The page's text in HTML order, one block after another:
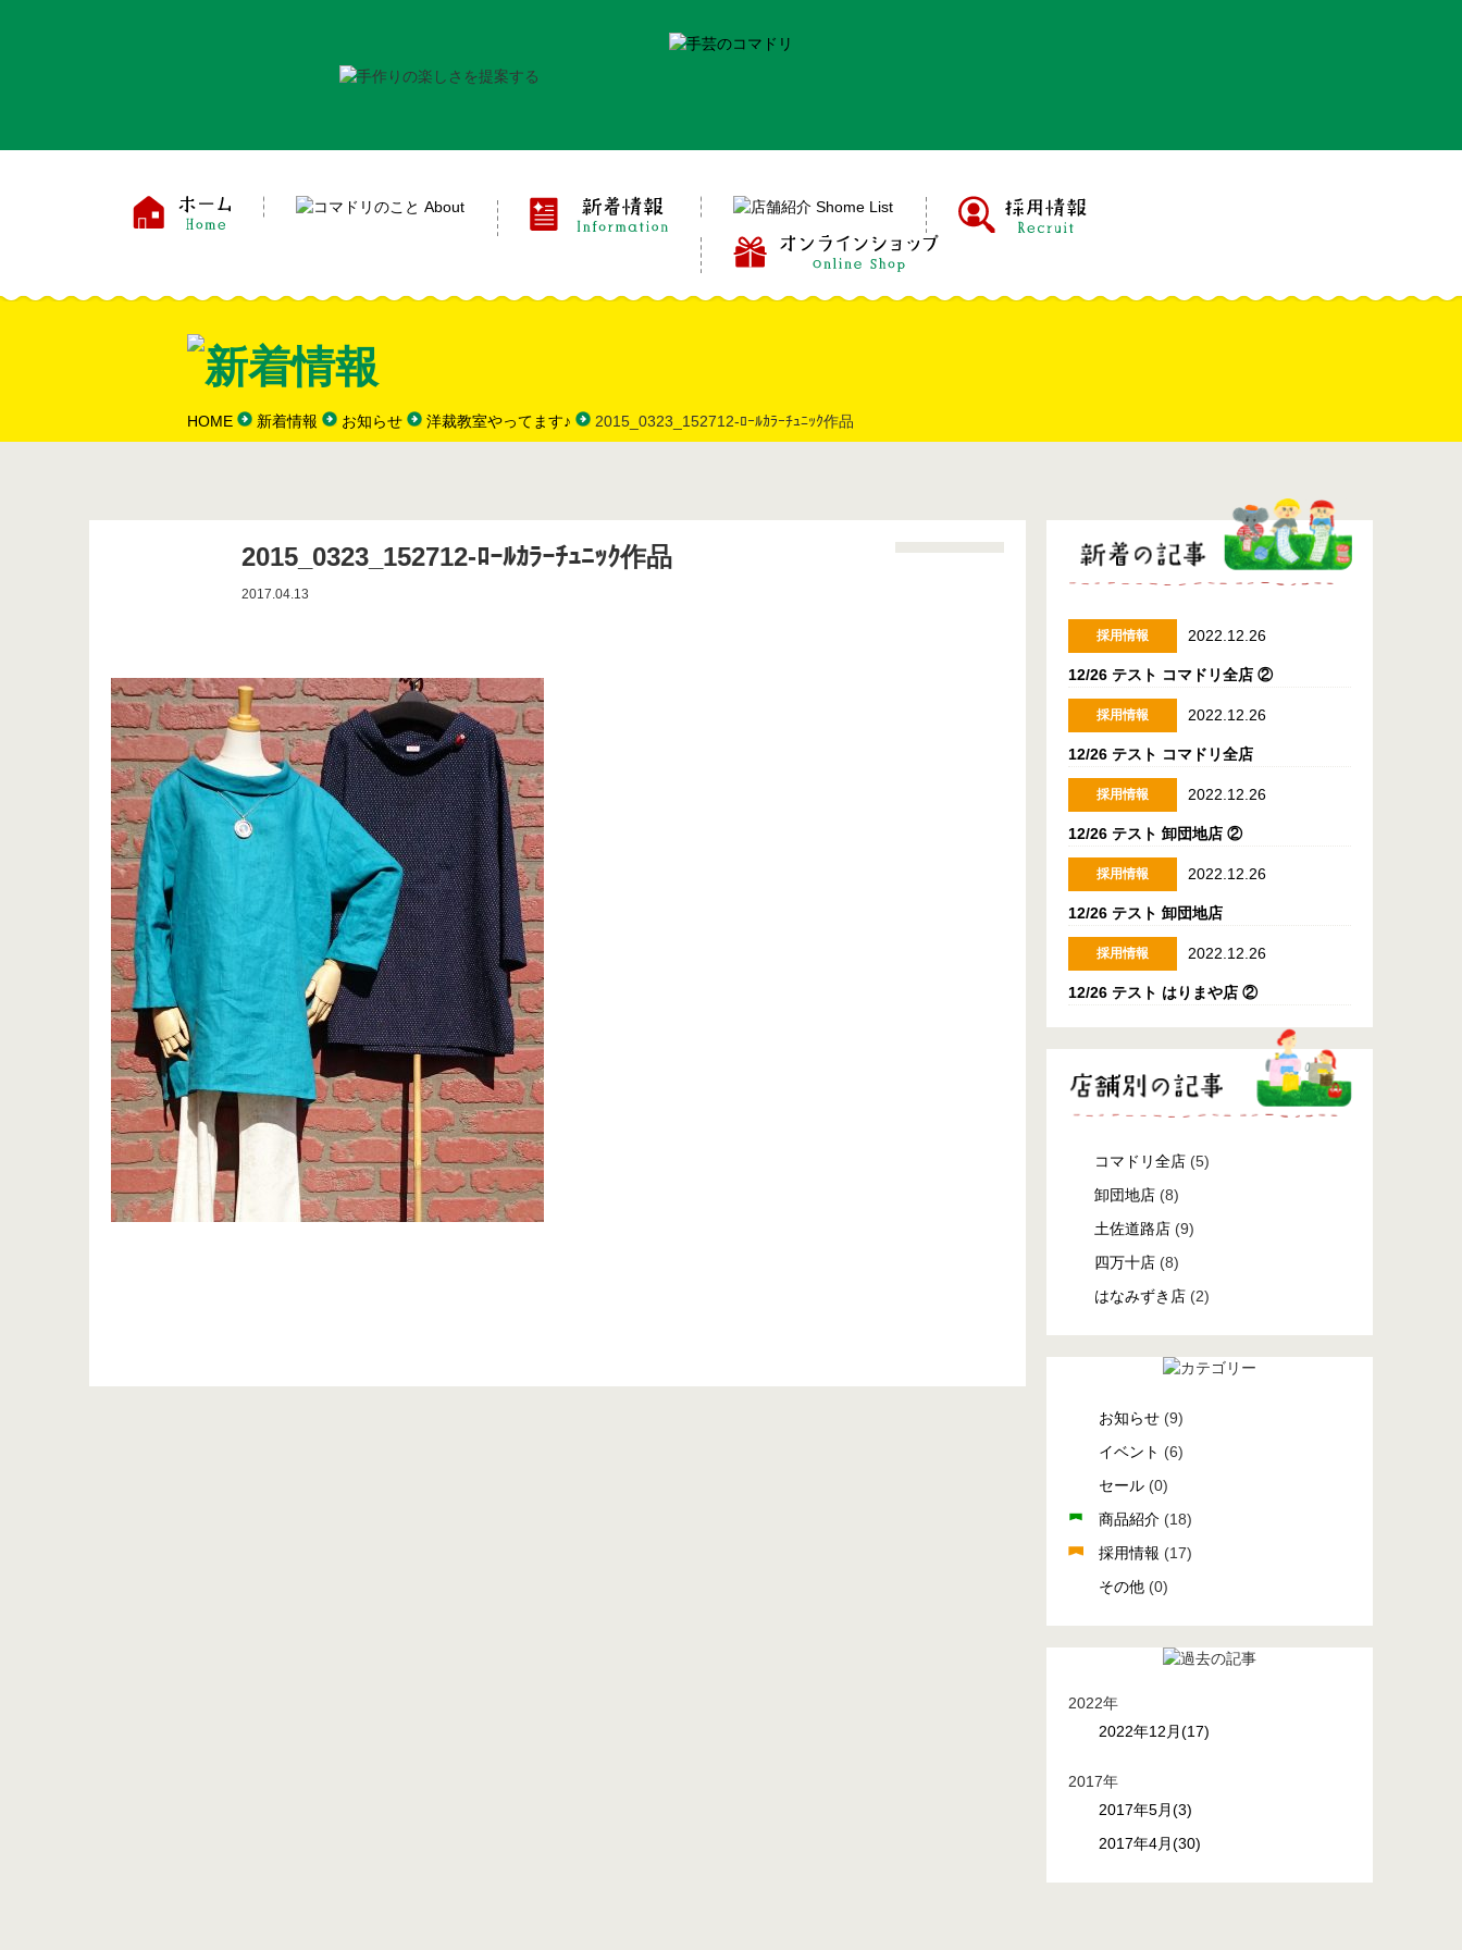
HOME 新着情報 お知らせ 洋裁教室やってます♪ 2015_0323_152712-ﾛｰﾙｶﾗｰﾁｭﾆｯｸ作品
2015_0323_152712-ﾛｰﾙｶﾗｰﾁｭﾆｯｸ作品
2017.04.13
採用情報 2022.12.26
12/26 テスト コマドリ全店 ②
採用情報 2022.12.26
12/26 テスト コマドリ全店
採用情報 2022.12.26
12/26 テスト 卸団地店 ②
採用情報 2022.12.26
12/26 テスト 卸団地店
採用情報 2022.12.26
12/26 テスト はりまや店 ②
コマドリ全店 (5)
卸団地店 (8)
土佐道路店 (9)
四万十店 (8)
はなみずき店 (2)
お知らせ (9)
イベント (6)
セール (0)
商品紹介 (18)
採用情報 (17)
その他 (0)
2022年
2022年12月(17)
2017年
2017年5月(3)
2017年4月(30)